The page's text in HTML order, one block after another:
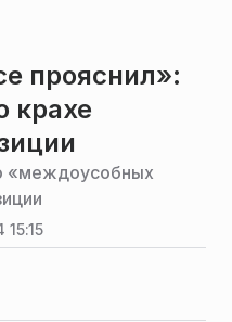
прояснил»:
крахе
«междоусобных